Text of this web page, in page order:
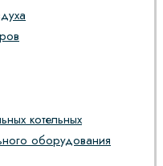
котельных
оборудования